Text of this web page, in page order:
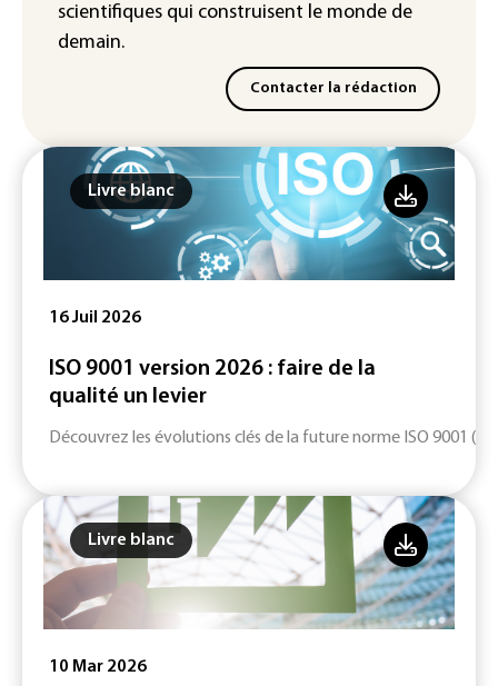
scientifiques qui construisent le monde de
demain.
Contacter la rédaction
Livre blanc
16 Juil 2026
ISO 9001 version 2026 : faire de la
qualité un levier
Découvrez les évolutions clés de la future norme ISO 9001
Livre blanc
10 Mar 2026